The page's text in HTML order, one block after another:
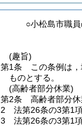
○小松島市職
(趣旨)
第1条
この条例は
ものとする。
(高齢者部分休業)
第2条
高齢者部分
2
法第26条の3第1
3
法第26条の3第1